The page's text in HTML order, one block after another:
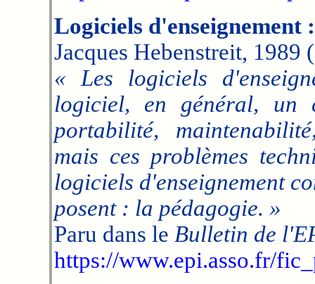
Logiciels d'enseignement
Jacques Hebenstreit, 1989
« Les logiciels
logiciel, en général, un
portabilité,
mais ces problèmes
logiciels d'enseignement
posent : la pédagogie. »
Paru dans le Bulletin de
https://www.epi.asso.fr/